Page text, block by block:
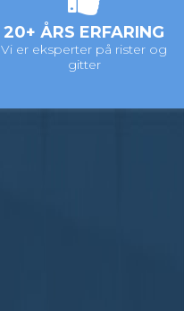
20+ ÅRS ERFARING
Vi er eksperter på rister og
gitter